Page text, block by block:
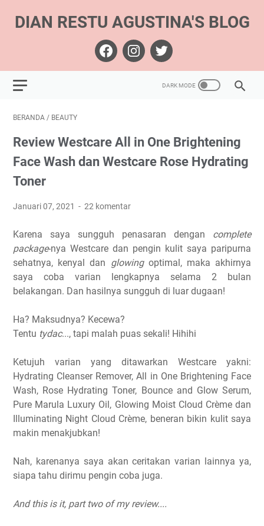
DIAN RESTU AGUSTINA'S BLOG
BERANDA / BEAUTY
Review Westcare All in One Brightening
Face Wash dan Westcare Rose Hydrating
Toner
Januari 07, 2021 22 komentar
Karena saya sungguh penasaran dengan complete
package-nya Westcare dan pengin kulit saya paripurna
sehatnya, kenyal dan glowingoptimal, maka akhirnya
saya coba varian lengkapnya selama 2 bulan
belakangan. Dan hasilnya sungguh di luar dugaan!
Ha? Maksudnya? Kecewa?
Tentu tydac..., tapi malah puas sekali! Hihihi
Ketujuh varian yang ditawarkan Westcare yakni:
Hydrating Cleanser Remover, All in One Brightening Face
Wash, Rose Hydrating Toner, Bounce and Glow Serum,
Pure Marula Luxury Oil, Glowing Moist Cloud Crème dan
Illuminating Night Cloud Crème, beneran bikin kulit saya
makin menakjubkan!
Nah, karenanya saya akan ceritakan varian lainnya ya,
siapa tahu dirimu pengin coba juga.
And this is it, part two of my review....